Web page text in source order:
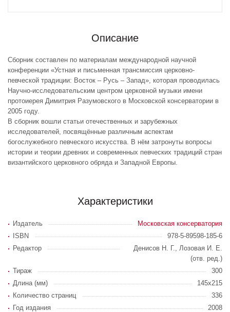
Описание
Сборник составлен по материалам международной научной
конференции «Устная и письменная трансмиссия церковно-
певческой традиции: Восток – Русь – Запад», которая проводилась
Научно-исследовательским центром церковной музыки имени
протоиерея Димитрия Разумовского в Московской консерватории в
2005 году.
В сборник вошли статьи отечественных и зарубежных
исследователей, посвящённые различным аспектам
богослужебного певческого искусства. В нём затронуты вопросы
истории и теории древних и современных певческих традиций стран
византийского церковного обряда и Западной Европы.
Характеристики
Издатель
Московская консерватория
ISBN
978-5-89598-185-6
Редактор
Денисов Н. Г., Лозовая И. Е.
(отв. ред.)
Тираж
300
Длина (мм)
145х215
Количество страниц
336
Год издания
2008